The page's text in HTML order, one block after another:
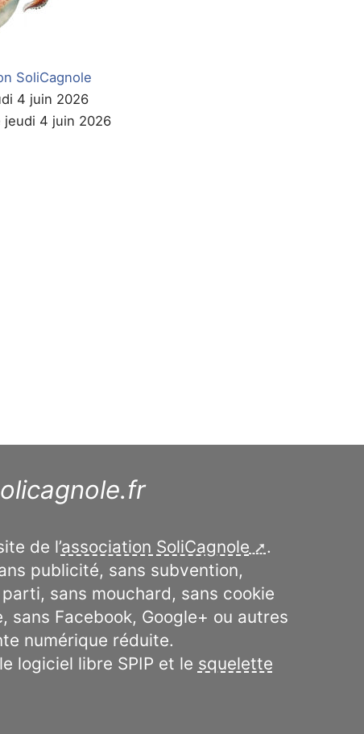
SoliCagnole
4 juin 2026
jeudi 4 juin 2026
de l’association SoliCagnole
.
publicité, sans subvention,
sans mouchard, sans cookie
sans Facebook, Google+ ou autres
numérique réduite.
logiciel libre SPIP et le squelette